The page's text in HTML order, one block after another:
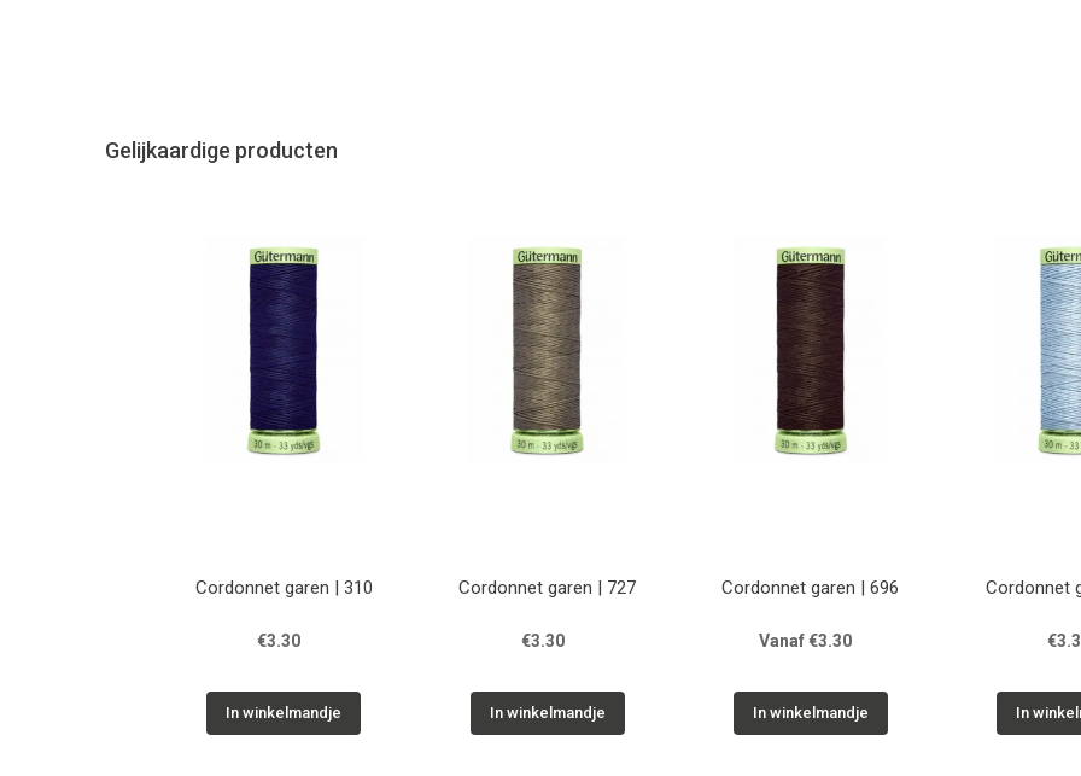
Gelijkaardige producten
Cordonnet garen | 310
€3.30
In winkelmandje
Cordonnet garen | 727
€3.30
In winkelmandje
Cordonnet garen | 696
Vanaf €3.30
In winkelmandje
Cordonnet
In